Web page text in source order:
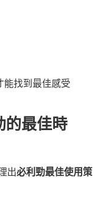
能找到最佳感受
的最佳時
出必利勁最佳使用策